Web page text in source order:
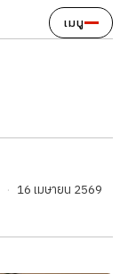
เมนู
· 16 เมษายน 2569